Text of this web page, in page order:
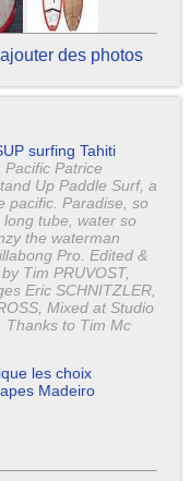
des photos
surfing Tahiti
Patrice
Up Paddle Surf, a
pacific. Paradise, so
tube, water so
the waterman
Pro. Edited &
Tim PRUVOST,
Eric SCHNITZLER,
Mixed at Studio
Thanks to Tim Mc
les choix
Madeiro